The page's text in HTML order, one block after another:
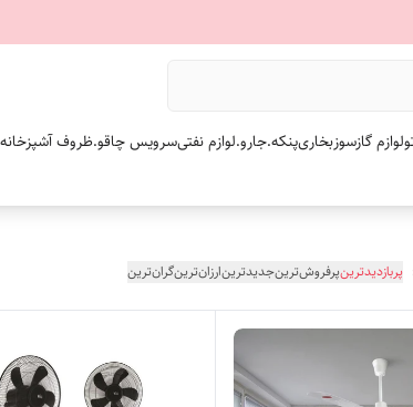
لوازم گازسوزبخاریپنکه.جارو.لوازم نفتیسرویس چاقو.ظروف
پربازدیدترینپرفروش‌ترینجدیدترینارزان‌ترینگران‌ترین